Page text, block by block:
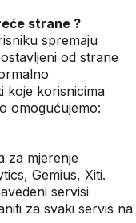
strane ?
spremaju
od strane
koje korisnicima
omogućujemo:
za mjerenje
Gemius, Xiti.
servisi
za svaki servis na